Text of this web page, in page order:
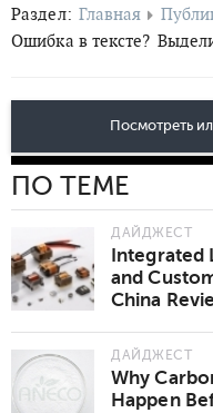
Раздел: Главная
Ошибка в тексте?
Посмотреть
ПО ТЕМЕ
ДАЙДЖЕСТ
Integrated
and
China
ДАЙДЖЕСТ
Why
Happen